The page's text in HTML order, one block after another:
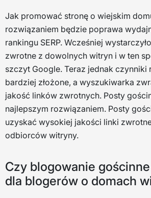
Jak promować stronę o wiejskim
rozwiązaniem będzie poprawa
rankingu SERP. Wcześniej
zwrotne z dowolnych witryn i w ten
szczyt Google. Teraz jednak czynniki
bardziej złożone, a wyszukiwarka
jakość linków zwrotnych. Posty
najlepszym rozwiązaniem. Posty
uzyskać wysokiej jakości linki
odbiorców witryny.
Czy blogowanie
dla blogerów o domach